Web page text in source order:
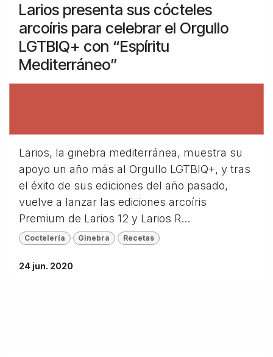
Larios presenta sus cócteles
arcoíris para celebrar el Orgullo
LGTBIQ+ con “Espíritu
Mediterráneo”
Larios, la ginebra mediterránea, muestra su
apoyo un año más al Orgullo LGTBIQ+, y tras
el éxito de sus ediciones del año pasado,
vuelve a lanzar las ediciones arcoíris
Premium de Larios 12 y Larios R...
Coctelería Ginebra Recetas
24 jun. 2020